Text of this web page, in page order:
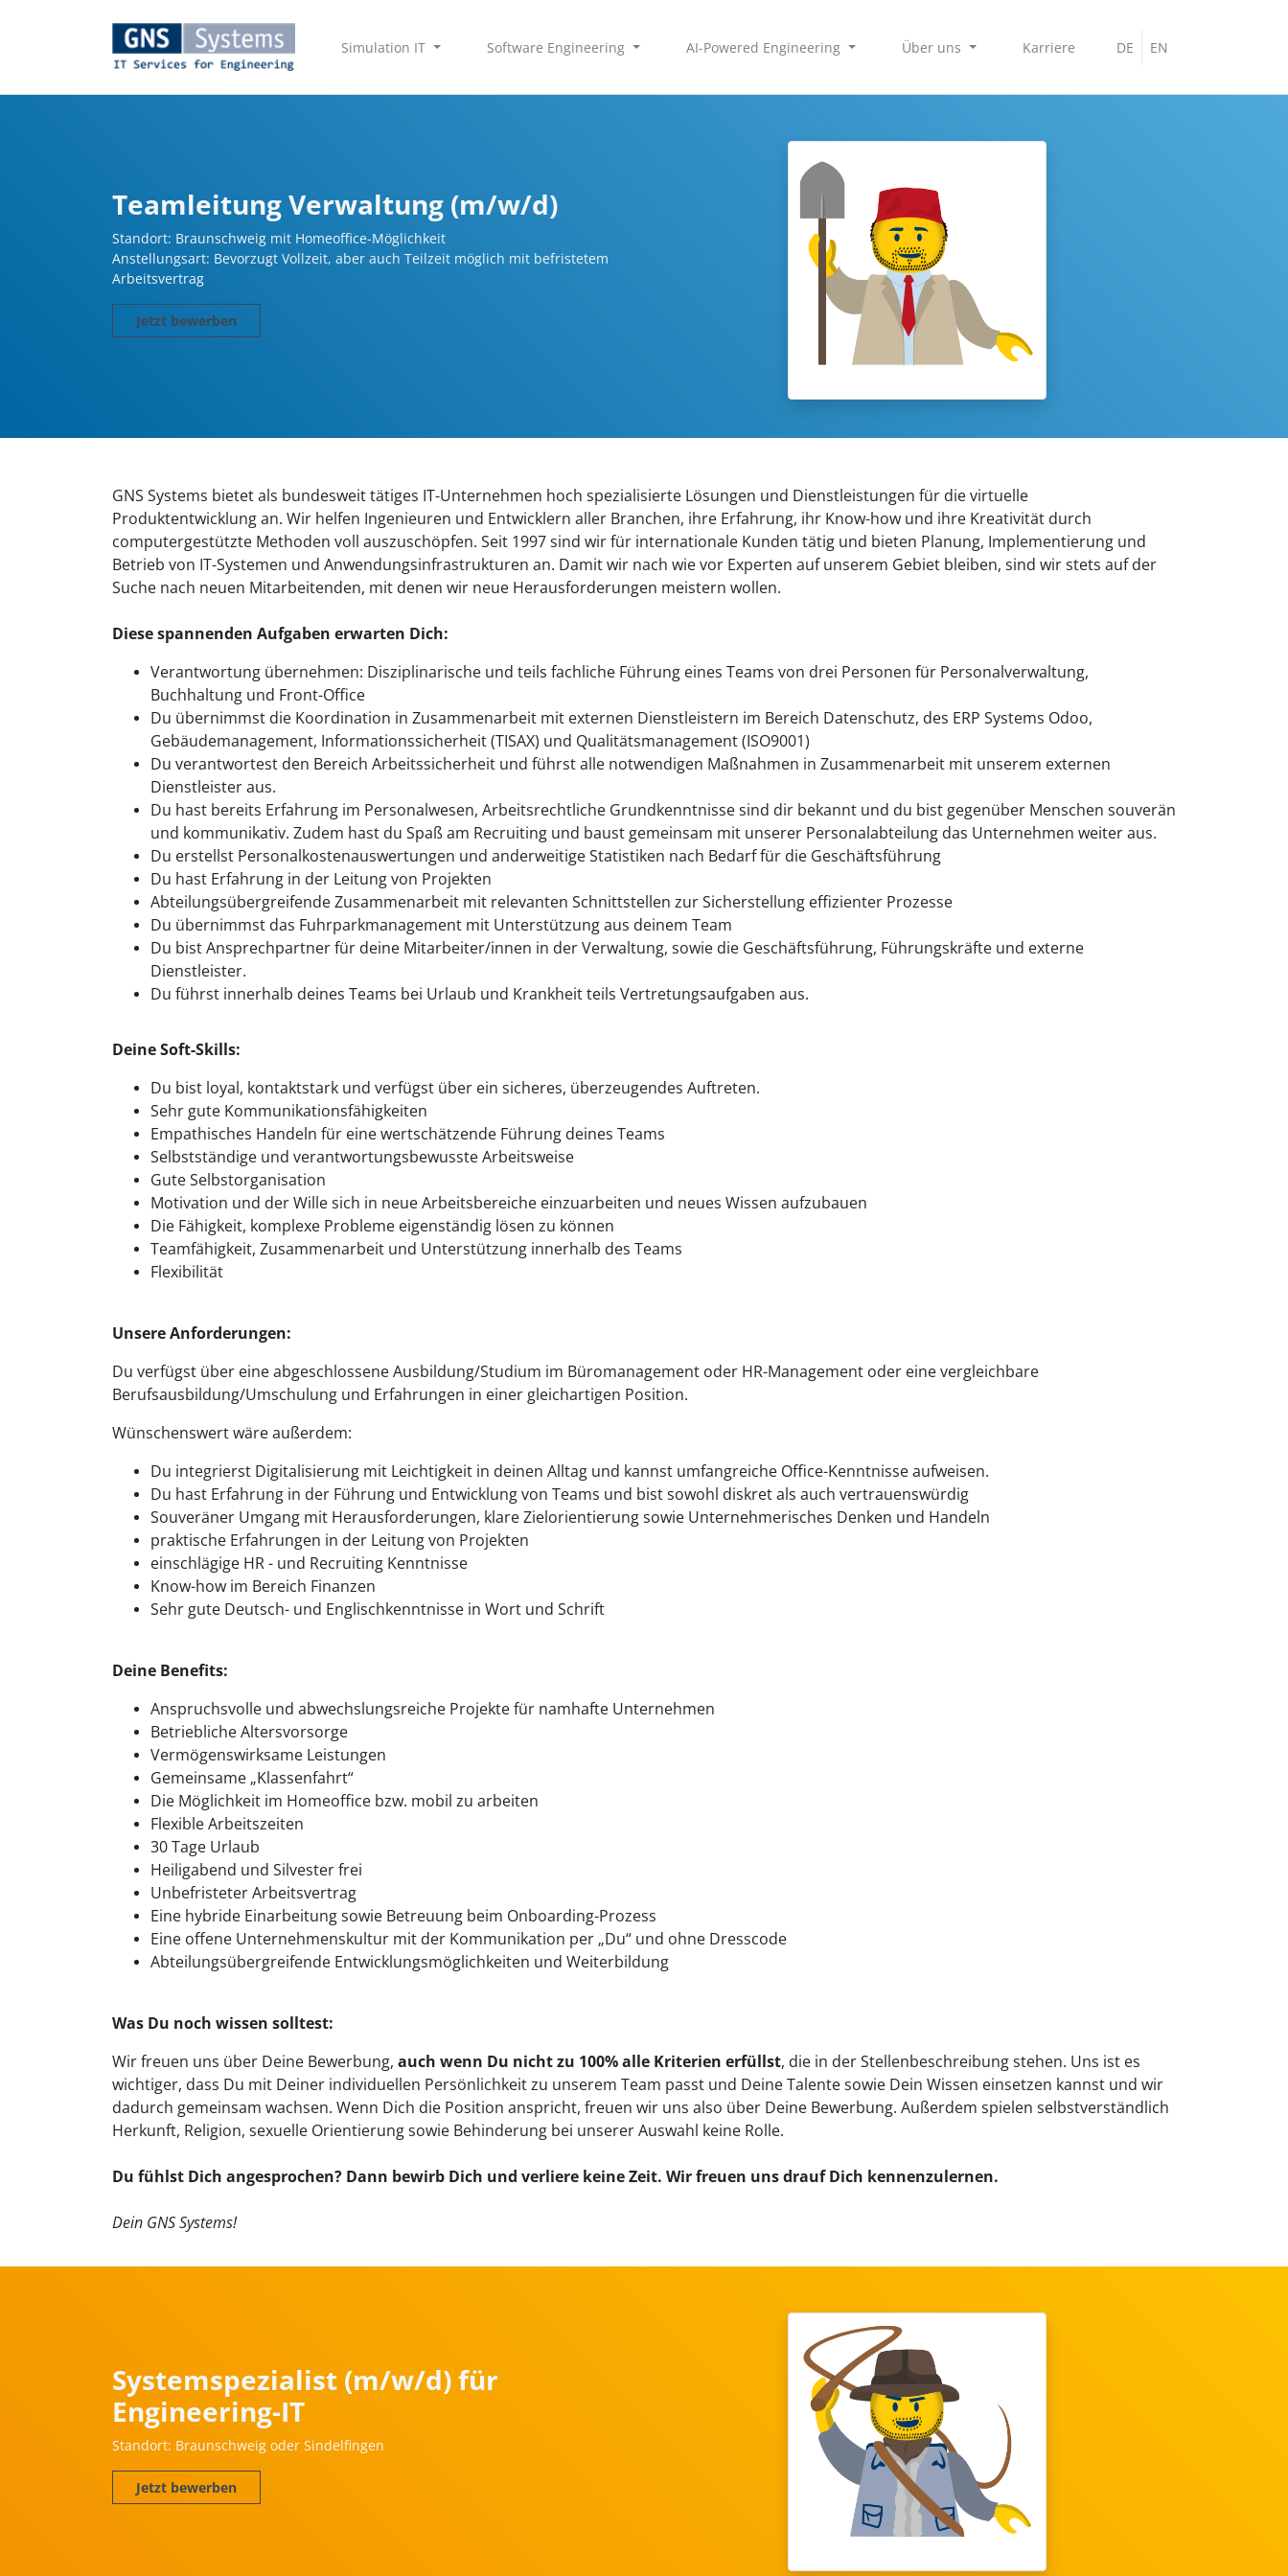
Simulation IT Software Engineering AI-Powered Engineering Über uns Karriere DE EN
Teamleitung Verwaltung (m/w/d)
Standort: Braunschweig mit Homeoffice-Möglichkeit
Anstellungsart: Bevorzugt Vollzeit, aber auch Teilzeit möglich mit befristetem
Arbeitsvertrag
Jetzt bewerben
GNS Systems bietet als bundesweit tätiges IT-Unternehmen hoch spezialisierte Lösungen und Dienstleistungen für die virtuelle
Produktentwicklung an. Wir helfen Ingenieuren und Entwicklern aller Branchen, ihre Erfahrung, ihr Know-how und ihre Kreativität durch
computergestützte Methoden voll auszuschöpfen. Seit 1997 sind wir für internationale Kunden tätig und bieten Planung, Implementierung und
Betrieb von IT-Systemen und Anwendungsinfrastrukturen an. Damit wir nach wie vor Experten auf unserem Gebiet bleiben, sind wir stets auf der
Suche nach neuen Mitarbeitenden, mit denen wir neue Herausforderungen meistern wollen.
Diese spannenden Aufgaben erwarten Dich:
Verantwortung übernehmen: Disziplinarische und teils fachliche Führung eines Teams von drei Personen für Personalverwaltung,
Buchhaltung und Front-Office
Du übernimmst die Koordination in Zusammenarbeit mit externen Dienstleistern im Bereich Datenschutz, des ERP Systems Odoo,
Gebäudemanagement, Informationssicherheit (TISAX) und Qualitätsmanagement (ISO9001)
Du verantwortest den Bereich Arbeitssicherheit und führst alle notwendigen Maßnahmen in Zusammenarbeit mit unserem externen
Dienstleister aus.
Du hast bereits Erfahrung im Personalwesen, Arbeitsrechtliche Grundkenntnisse sind dir bekannt und du bist gegenüber Menschen souverän
und kommunikativ. Zudem hast du Spaß am Recruiting und baust gemeinsam mit unserer Personalabteilung das Unternehmen weiter aus.
Du erstellst Personalkostenauswertungen und anderweitige Statistiken nach Bedarf für die Geschäftsführung
Du hast Erfahrung in der Leitung von Projekten
Abteilungsübergreifende Zusammenarbeit mit relevanten Schnittstellen zur Sicherstellung effizienter Prozesse
Du übernimmst das Fuhrparkmanagement mit Unterstützung aus deinem Team
Du bist Ansprechpartner für deine Mitarbeiter/innen in der Verwaltung, sowie die Geschäftsführung, Führungskräfte und externe
Dienstleister.
Du führst innerhalb deines Teams bei Urlaub und Krankheit teils Vertretungsaufgaben aus.
Deine Soft-Skills:
Du bist loyal, kontaktstark und verfügst über ein sicheres, überzeugendes Auftreten.
Sehr gute Kommunikationsfähigkeiten
Empathisches Handeln für eine wertschätzende Führung deines Teams
Selbstständige und verantwortungsbewusste Arbeitsweise
Gute Selbstorganisation
Motivation und der Wille sich in neue Arbeitsbereiche einzuarbeiten und neues Wissen aufzubauen
Die Fähigkeit, komplexe Probleme eigenständig lösen zu können
Teamfähigkeit, Zusammenarbeit und Unterstützung innerhalb des Teams
Flexibilität
Unsere Anforderungen:
Du verfügst über eine abgeschlossene Ausbildung/Studium im Büromanagement oder HR-Management oder eine vergleichbare
Berufsausbildung/Umschulung und Erfahrungen in einer gleichartigen Position.
Wünschenswert wäre außerdem:
Du integrierst Digitalisierung mit Leichtigkeit in deinen Alltag und kannst umfangreiche Office-Kenntnisse aufweisen.
Du hast Erfahrung in der Führung und Entwicklung von Teams und bist sowohl diskret als auch vertrauenswürdig
Souveräner Umgang mit Herausforderungen, klare Zielorientierung sowie Unternehmerisches Denken und Handeln
praktische Erfahrungen in der Leitung von Projekten
einschlägige HR - und Recruiting Kenntnisse
Know-how im Bereich Finanzen
Sehr gute Deutsch- und Englischkenntnisse in Wort und Schrift
Deine Benefits:
Anspruchsvolle und abwechslungsreiche Projekte für namhafte Unternehmen
Betriebliche Altersvorsorge
Vermögenswirksame Leistungen
Gemeinsame „Klassenfahrt“
Die Möglichkeit im Homeoffice bzw. mobil zu arbeiten
Flexible Arbeitszeiten
30 Tage Urlaub
Heiligabend und Silvester frei
Unbefristeter Arbeitsvertrag
Eine hybride Einarbeitung sowie Betreuung beim Onboarding-Prozess
Eine offene Unternehmenskultur mit der Kommunikation per „Du“ und ohne Dresscode
Abteilungsübergreifende Entwicklungsmöglichkeiten und Weiterbildung
Was Du noch wissen solltest:
Wir freuen uns über Deine Bewerbung, auch wenn Du nicht zu 100% alle Kriterien erfüllst, die in der Stellenbeschreibung stehen. Uns ist es
wichtiger, dass Du mit Deiner individuellen Persönlichkeit zu unserem Team passt und Deine Talente sowie Dein Wissen einsetzen kannst und wir
dadurch gemeinsam wachsen. Wenn Dich die Position anspricht, freuen wir uns also über Deine Bewerbung. Außerdem spielen selbstverständlich
Herkunft, Religion, sexuelle Orientierung sowie Behinderung bei unserer Auswahl keine Rolle.
Du fühlst Dich angesprochen? Dann bewirb Dich und verliere keine Zeit. Wir freuen uns drauf Dich kennenzulernen.
Dein GNS Systems!
Systemspezialist (m/w/d) für
Engineering-IT
Standort: Braunschweig oder Sindelfingen
Jetzt bewerben